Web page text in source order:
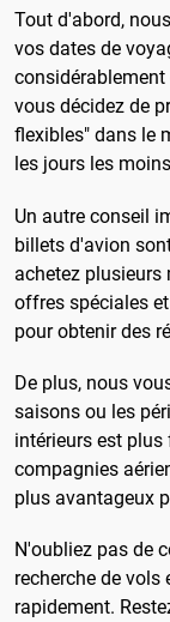
Tout d'abord,
vos dates de
vous décidez de
flexibles" dans le
les jours les
Un autre conseil
billets d'avion
achetez plusieurs
offres spéciales
pour obtenir des
De plus, nous
saisons ou les
intérieurs est plus
compagnies
plus avantageux
N'oubliez pas de
recherche de
rapidement.